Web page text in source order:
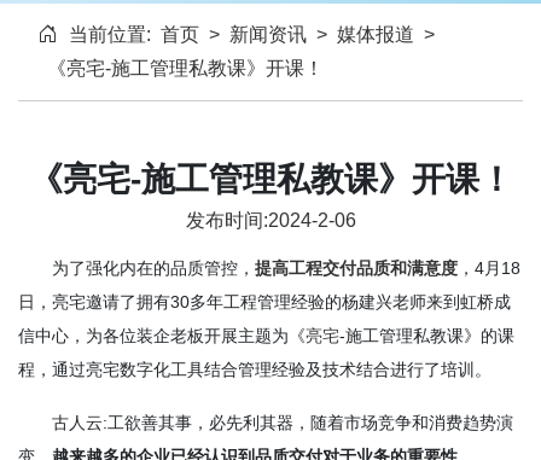
当前位置: 首页 > 新闻资讯 > 媒体报道 >
《亮宅-施工管理私教课》开课！
《亮宅-施工管理私教课》开课！
发布时间:2024-2-06
为了强化内在的品质管控， 提高工程交付品质和满意度 ，4月18
日，亮宅邀请了拥有30多年工程管理经验的杨建兴老师来到虹桥成
信中心，为各位装企老板开展主题为《亮宅-施工管理私教课》的课
程，通过亮宅数字化工具结合管理经验及技术结合进行了培训。
古人云:工欲善其事，必先利其器，随着市场竞争和消费趋势演